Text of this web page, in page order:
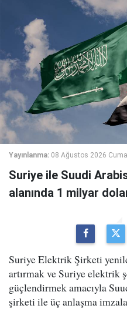
Yayınlanma: 08 Ağustos 2026
Suriye ile Suudi
alanında 1 milyar
Suriye Elektrik Şirketi
artırmak ve Suriye elektrik
güçlendirmek amacıyla
şirketi ile üç anlaşma